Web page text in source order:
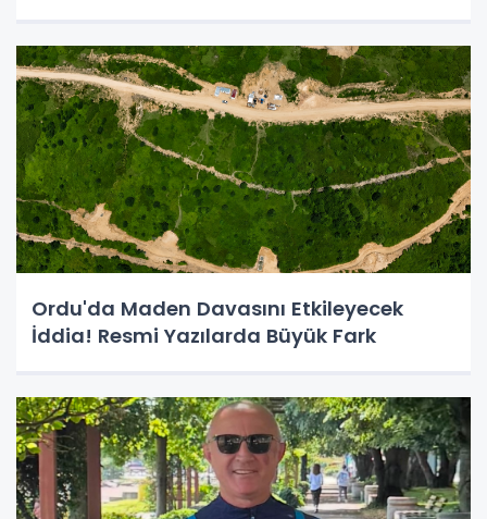
Ordu'da Maden Davasını Etkileyecek
İddia! Resmi Yazılarda Büyük Fark